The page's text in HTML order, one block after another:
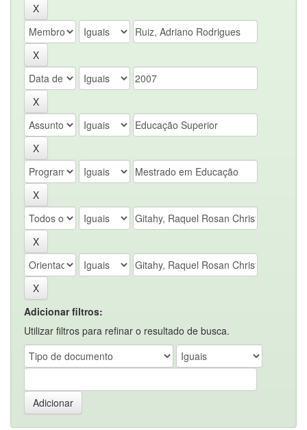
Adicionar filtros:
Utilizar filtros para refinar o resultado de busca.